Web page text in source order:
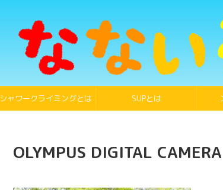
シャワークライミングとは SUPとは
OLYMPUS DIGITAL CAMERA